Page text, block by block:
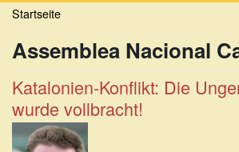
Startseite
Assemblea Nacional
Katalonien-Konflikt: Die
wurde vollbracht!